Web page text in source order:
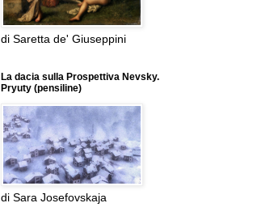
di Saretta de' Giuseppini
La dacia sulla Prospettiva Nevsky.
Pryuty (pensiline)
di Sara Josefovskaja